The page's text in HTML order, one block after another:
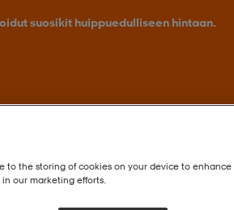
suosikit huippuedulliseen hintaan.
to the storing of cookies on your device to enhance
our marketing efforts.